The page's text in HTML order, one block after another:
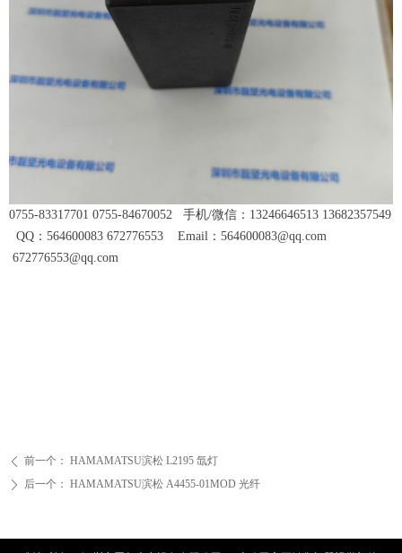
0755-83317701 0755-84670052 手机/微信：13246646513 13682357549
QQ：564600083 672776553 Email：564600083@qq.com
672776553@qq.com
ꄴ 前一个： HAMAMATSU滨松 L2195 氙灯
ꄲ 后一个： HAMAMATSU滨松 A4455-01MOD 光纤